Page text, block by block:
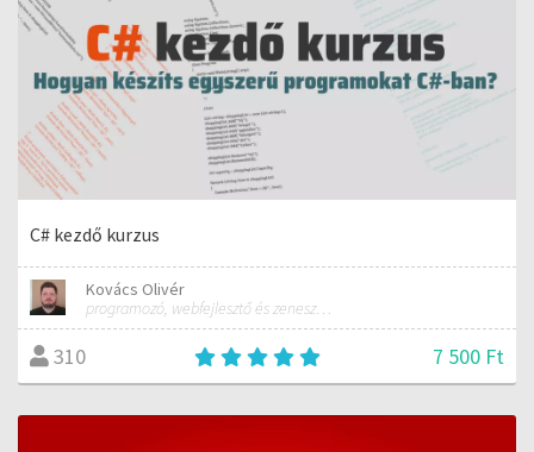
C# kezdő kurzus
Kovács Olivér
programozó, webfejlesztő és zeneszerző
310 7 500 Ft